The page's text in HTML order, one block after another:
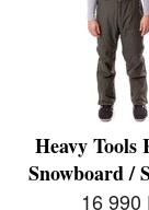
Heavy Tools
Snowboard /
16 990